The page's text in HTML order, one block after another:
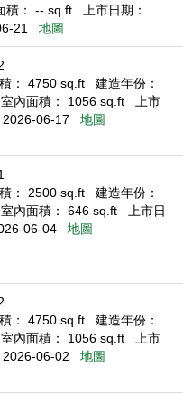
積： -- sq.ft
上市日期：
21
地圖
： 4750 sq.ft
建造年份：
室內面積： 1056 sq.ft
上市
2026-06-17
地圖
： 2500 sq.ft
建造年份：
室內面積： 646 sq.ft
上市日
06-04
地圖
： 4750 sq.ft
建造年份：
室內面積： 1056 sq.ft
上市
2026-06-02
地圖